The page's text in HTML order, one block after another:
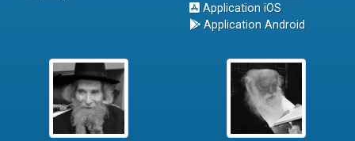
Application iOS
Application Android